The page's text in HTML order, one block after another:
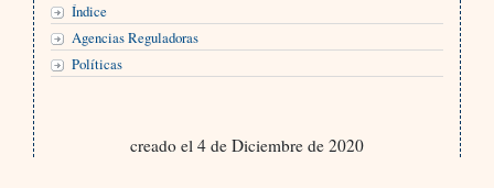
Índice
Agencias Reguladoras
Políticas
creado el 4 de Diciembre de 2020